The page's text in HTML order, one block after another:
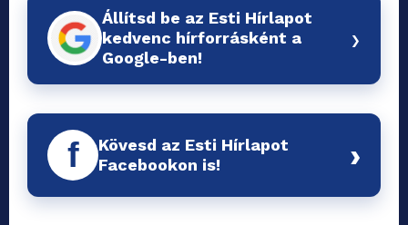
Állítsd be az Esti Hírlapot
kedvenc hírforrásként a
Google-ben!
›
f
Kövesd az Esti Hírlapot
Facebookon is!
›